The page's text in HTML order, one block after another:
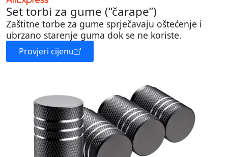
Set torbi za gume (“čarape”)
Zaštitne torbe za gume sprječavaju oštećenje i
ubrzano starenje guma dok se ne koriste.
Provjeri cijenu